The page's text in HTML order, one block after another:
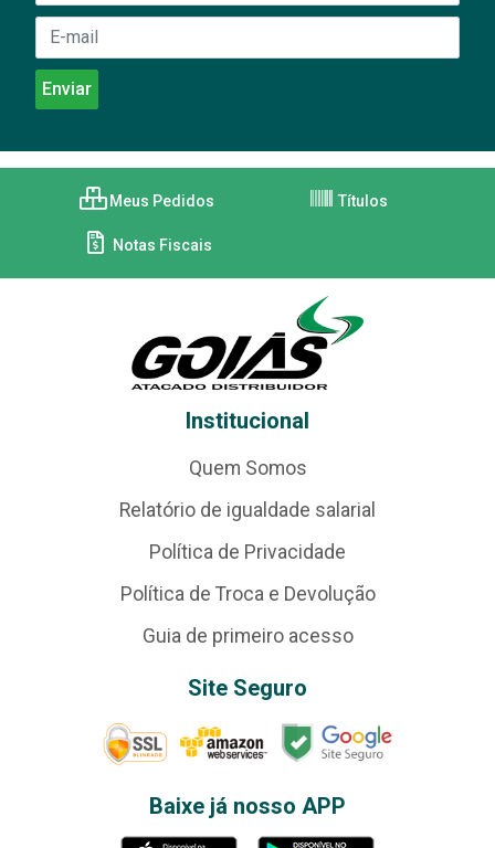
Meus Pedidos Títulos
Notas Fiscais
Institucional
Quem Somos
Relatório de igualdade salarial
Política de Privacidade
Política de Troca e Devolução
Guia de primeiro acesso
Site Seguro
Baixe já nosso APP